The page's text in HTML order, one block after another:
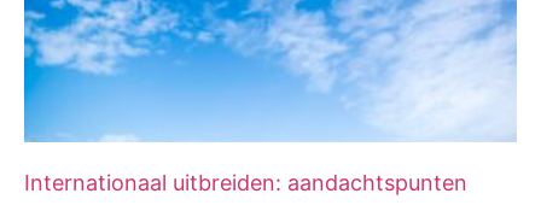
Internationaal uitbreiden: aandachtspunten